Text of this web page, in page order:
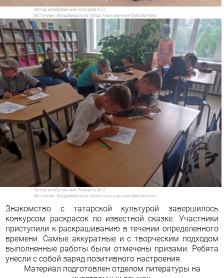
Автор изображения:Копцева К.О.
Источник:Владимирская областная научная библиотека
Автор изображения:Копцева К.О.
Источник:Владимирская областная научная библиотека
Знакомство с татарской культурой завершилось
конкурсом раскрасок по известной сказке. Участники
приступили к раскрашиванию в течении определенного
времени. Самые аккуратные и с творческим подходом
выполненные работы были отмечены призами. Ребята
унесли с собой заряд позитивного настроения.
Материал подготовлен отделом литературы на